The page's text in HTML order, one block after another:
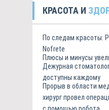
КРАСОТА И
По следам красоты:
Nofrete
Плюсы и минусы
Дежурная
доступны каждому
Прорыв в области
хирург провел